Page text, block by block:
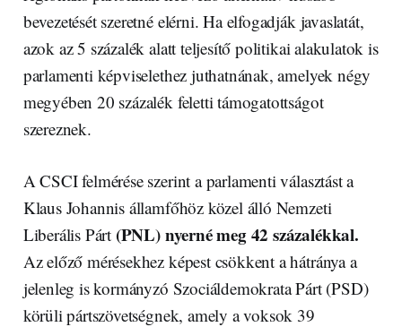
bevezetését szeretné elérni. Ha elfogadják javaslatát,
azok az 5 százalék alatt teljesítő politikai alakulatok is
parlamenti képviselethez juthatnának, amelyek négy
megyében 20 százalék feletti támogatottságot
szereznek.
A CSCI felmérése szerint a parlamenti választást a
Klaus Johannis államfőhöz közel álló Nemzeti
Liberális Párt (PNL) nyerné meg 42 százalékkal.
Az előző mérésekhez képest csökkent a hátránya a
jelenleg is kormányzó Szociáldemokrata Párt (PSD)
körüli pártszövetségnek, amely a voksok 39